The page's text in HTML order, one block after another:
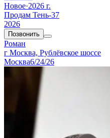
Новое·2026 г.
Продам Тень-37
2026
Позвонить
Роман
г Москва, Рублёвское шоссе
Москва6/24/26